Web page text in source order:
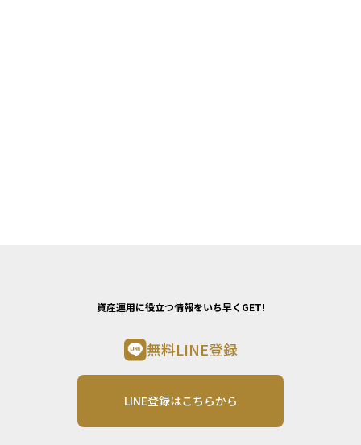
資産運用に役立つ情報をいち早くGET!
無料LINE登録
LINE登録はこちらから